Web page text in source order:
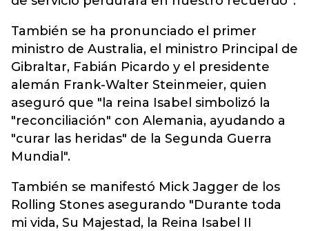
También se ha pronunciado el primer
ministro de Australia, el ministro Principal de
Gibraltar, Fabián Picardo y el presidente
alemán Frank-Walter Steinmeier, quien
aseguró que "la reina Isabel simbolizó la
"reconciliación" con Alemania, ayudando a
"curar las heridas" de la Segunda Guerra
Mundial".
También se manifestó Mick Jagger de los
Rolling Stones asegurando "Durante toda
mi vida, Su Majestad, la Reina Isabel II